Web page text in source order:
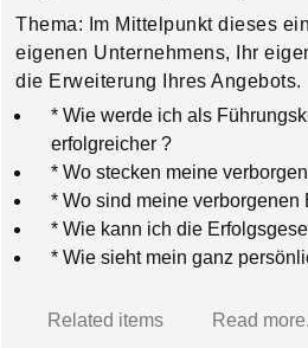
Thema: Im Mittelpunkt dieses
eigenen Unternehmens, Ihr
die Erweiterung Ihres Angebots.
* Wie werde ich als
erfolgreicher ?
* Wo stecken meine
* Wo sind meine
* Wie kann ich die
* Wie sieht mein ganz
Related items Read